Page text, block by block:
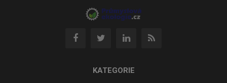
KATEGORIE